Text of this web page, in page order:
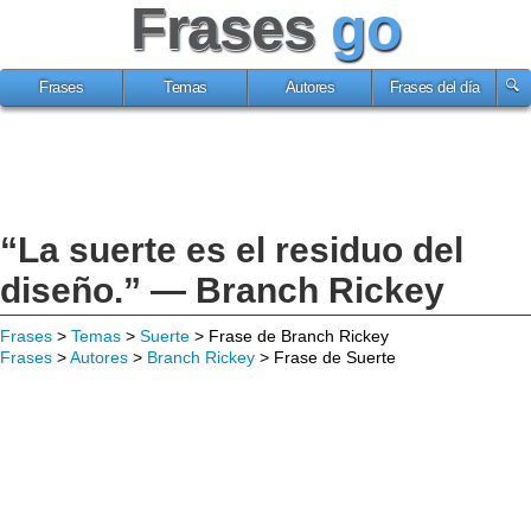
Frases go
Frases Temas Autores Frases del día
“La suerte es el residuo del
diseño.” — Branch Rickey
Frases > Temas > Suerte > Frase de Branch Rickey
Frases >Autores > Branch Rickey > Frase de Suerte